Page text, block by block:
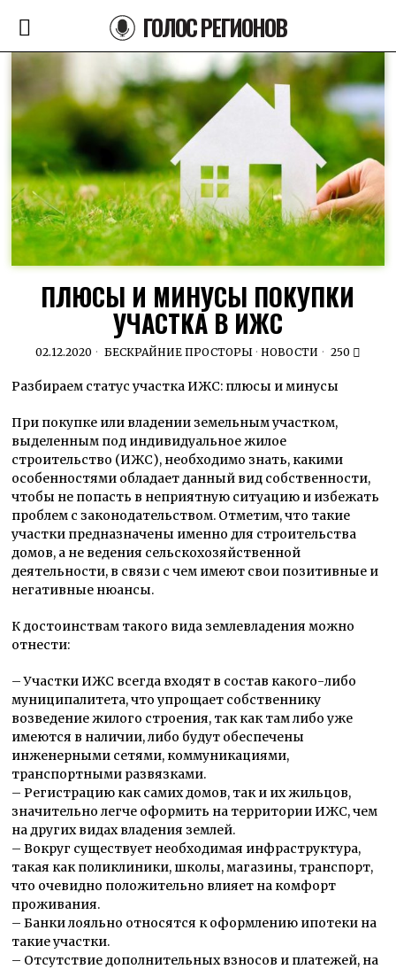
ГОЛОС РЕГИОНОВ
ПЛЮСЫ И МИНУСЫ ПОКУПКИ
УЧАСТКА В ИЖС
02.12.2020 БЕСКРАЙНИЕ ПРОСТОРЫ · НОВОСТИ 250
Разбираем статус участка ИЖС: плюсы и минусы
При покупке или владении земельным участком,
выделенным под индивидуальное жилое
строительство (ИЖС), необходимо знать, какими
особенностями обладает данный вид собственности,
чтобы не попасть в неприятную ситуацию и избежать
проблем с законодательством. Отметим, что такие
участки предназначены именно для строительства
домов, а не ведения сельскохозяйственной
деятельности, в связи с чем имеют свои позитивные и
негативные нюансы.
К достоинствам такого вида землевладения можно
отнести:
– Участки ИЖС всегда входят в состав какого-либо
муниципалитета, что упрощает собственнику
возведение жилого строения, так как там либо уже
имеются в наличии, либо будут обеспечены
инженерными сетями, коммуникациями,
транспортными развязками.
– Регистрацию как самих домов, так и их жильцов,
значительно легче оформить на территории ИЖС, чем
на других видах владения землей.
– Вокруг существует необходимая инфраструктура,
такая как поликлиники, школы, магазины, транспорт,
что очевидно положительно влияет на комфорт
проживания.
– Банки лояльно относятся к оформлению ипотеки на
такие участки.
– Отсутствие дополнительных взносов и платежей, на